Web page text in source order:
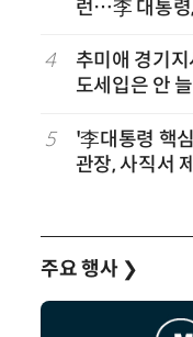
런…李 대통령
4
추미애 경기
도세입은 안
5
'李대통령 핵
관장, 사직서
주요 행사 ❯